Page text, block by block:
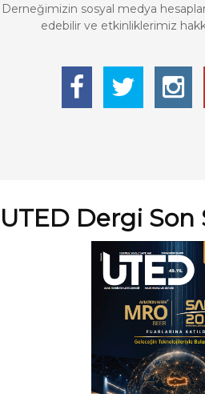
Derneğimizin sosyal medya
edebilir ve etkinliklerimiz
UTED Dergi Son